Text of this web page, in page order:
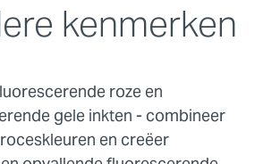
kenmerken
roze en
gele inkten - combineer
en creëer